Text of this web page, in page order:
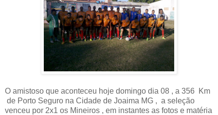
O amistoso que aconteceu hoje domingo dia 08 , a 356
Km
de Porto Seguro na Cidade de Joaima MG , a seleção
venceu por 2x1 os Mineiros , em instantes as fotos e matéria